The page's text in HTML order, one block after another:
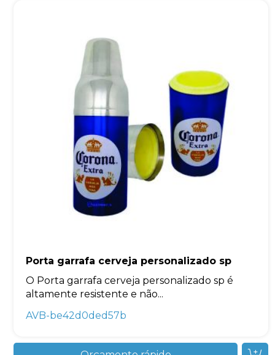
Porta garrafa cerveja personalizado sp
O Porta garrafa cerveja personalizado sp é
altamente resistente e não...
AVB-be42d0ded57b